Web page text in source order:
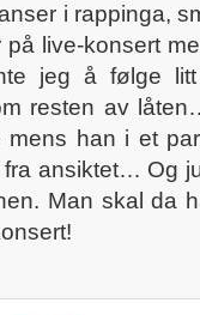
i rappinga,
live-konsert
jeg å følge
resten av
han i et
ansiktet… Og
Man skal da